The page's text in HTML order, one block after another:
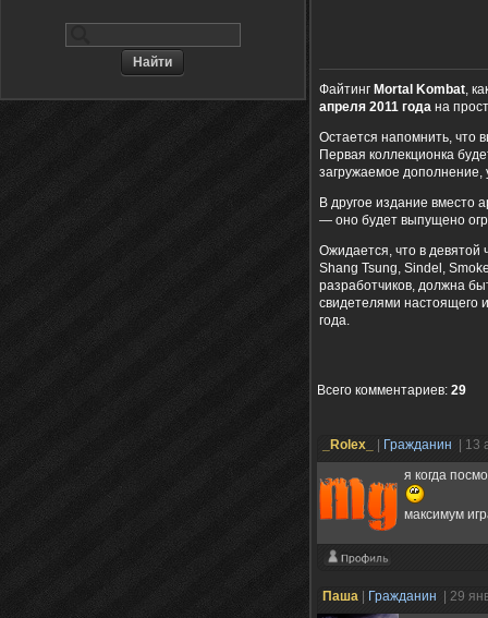
Файтинг Mortal Kombat,
апреля 2011 года на
Остается напомнить, что
Первая коллекционка
загружаемое дополнение,
В другое издание вместо
— оно будет выпущено
Ожидается, что в девятой
Shang Tsung, Sindel,
разработчиков, должна
свидетелями настоящего
года.
Всего комментариев: 29
_Rolex_ Гражданин
| 13
я когда
максимум
Пашa Гражданин
| 29